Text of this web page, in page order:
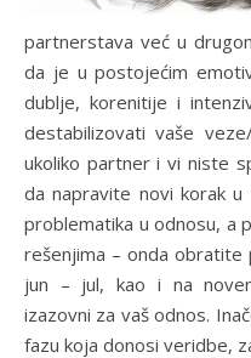
partnerstava već u
da je u postojećim
dublje, korenitije i
destabilizovati vaše
ukoliko partner i vi niste
da napravite novi korak
problematika u odnosu, a
rešenjima – onda obratite
jun – jul, kao i na
izazovni za vaš odnos.
fazu koja donosi veridbe,